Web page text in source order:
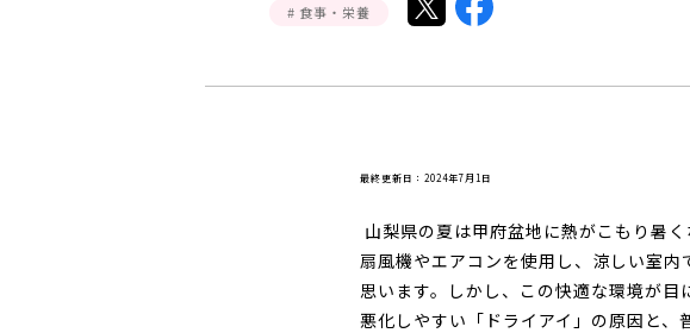
# 食事・栄養
最終更新日：2024年7月1日
山梨県の夏は甲府盆地に熱がこもり暑く
扇風機やエアコンを使用し、涼しい室
思います。しかし、この快適な環境が
悪化しやすい「ドライアイ」の原因と、